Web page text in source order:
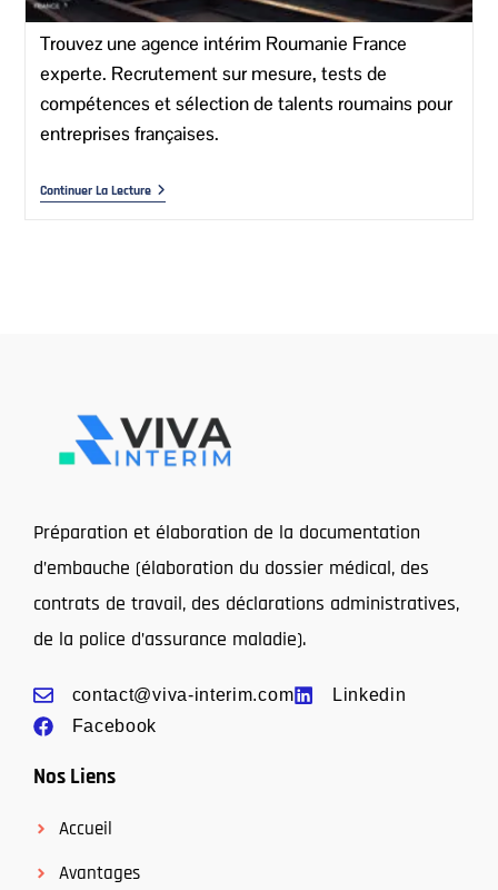
Trouvez une agence intérim Roumanie France
experte. Recrutement sur mesure, tests de
compétences et sélection de talents roumains pour
entreprises françaises.
Continuer La Lecture
Préparation et élaboration de la documentation
d’embauche (élaboration du dossier médical, des
contrats de travail, des déclarations administratives,
de la police d’assurance maladie).
contact@viva-interim.com
Linkedin
Facebook
Nos Liens
Accueil
Avantages